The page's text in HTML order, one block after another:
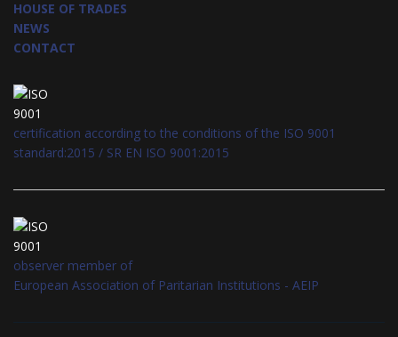
HOUSE OF TRADES
NEWS
CONTACT
certification according to the conditions of the ISO 9001
standard:2015 / SR EN ISO 9001:2015
observer member of
European Association of Paritarian Institutions - AEIP